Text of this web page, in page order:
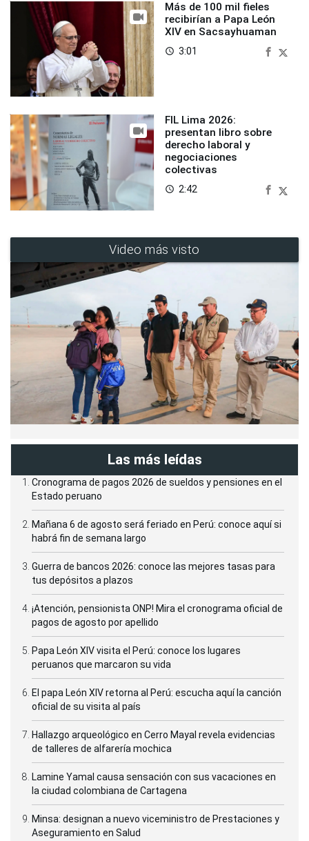
Más de 100 mil fieles
recibirían a Papa León
XIV en Sacsayhuaman
access_time 3:01
FIL Lima 2026:
presentan libro sobre
derecho laboral y
negociaciones
colectivas
access_time 2:42
Video más visto
Las más leídas
Cronograma de pagos 2026 de sueldos y pensiones en el
Estado peruano
Mañana 6 de agosto será feriado en Perú: conoce aquí si
habrá fin de semana largo
Guerra de bancos 2026: conoce las mejores tasas para
tus depósitos a plazos
¡Atención, pensionista ONP! Mira el cronograma oficial de
pagos de agosto por apellido
Papa León XIV visita el Perú: conoce los lugares
peruanos que marcaron su vida
El papa León XIV retorna al Perú: escucha aquí la canción
oficial de su visita al país
Hallazgo arqueológico en Cerro Mayal revela evidencias
de talleres de alfarería mochica
Lamine Yamal causa sensación con sus vacaciones en
la ciudad colombiana de Cartagena
Minsa: designan a nuevo viceministro de Prestaciones y
Aseguramiento en Salud